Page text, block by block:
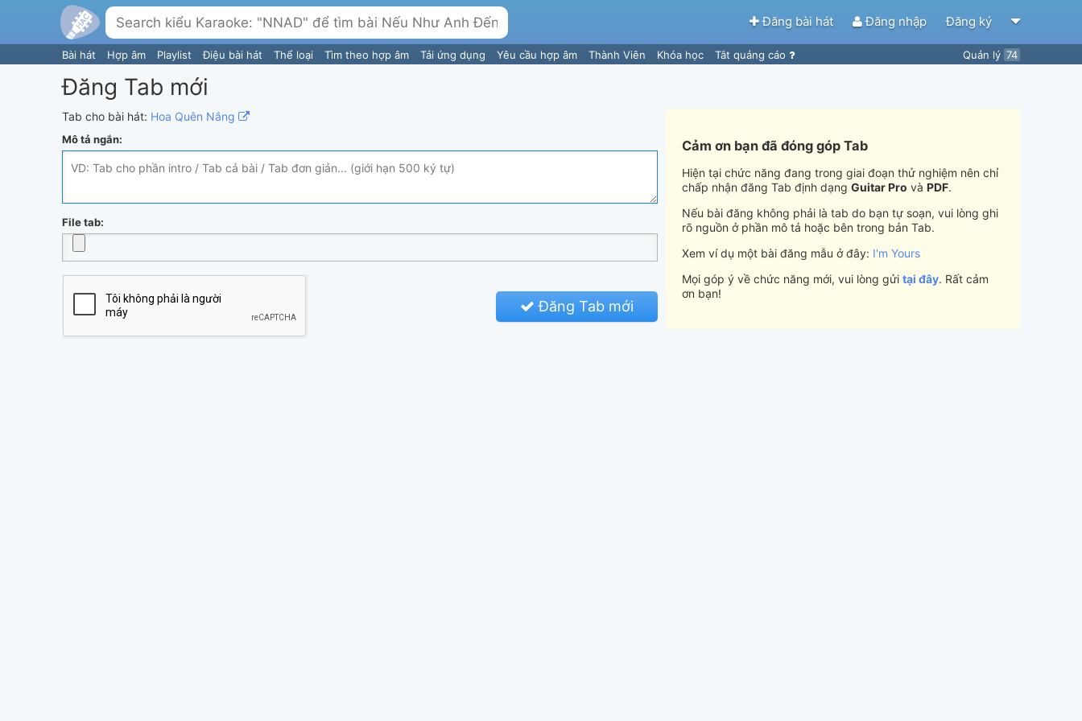
Đăng bài hát Đăng nhập Đăng ký
Bài hát Hợp âm Playlist Điệu bài hát Thể loại Tìm theo hợp âm Tải ứng dụng Yêu cầu hợp âm Thành Viên Khóa học Tắt quảng cáo Quản lý 74
Đăng Tab mới
Tab cho bài hát: Hoa Quên Nắng
Mô tả ngắn:
File tab:
Đăng Tab mới
Cảm ơn bạn đã đóng góp Tab
Hiện tại chức năng đang trong giai đoạn thử nghiệm nên chỉ
chấp nhận đăng Tab định dạng Guitar Pro và PDF.
Nếu bài đăng không phải là tab do bạn tự soạn, vui lòng ghi
rõ nguồn ở phần mô tả hoặc bên trong bản Tab.
Xem ví dụ một bài đăng mẫu ở đây: I'm Yours
Mọi góp ý về chức năng mới, vui lòng gửi tại đây. Rất cảm
ơn bạn!